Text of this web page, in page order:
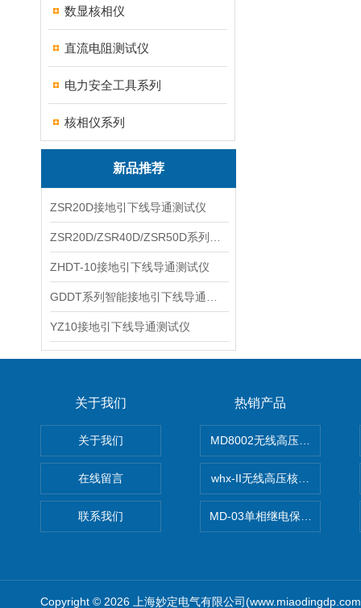
数显核相仪
直流电阻测试仪
电力安全工具系列
核相仪系列
新品推荐
ZSR20D接地引下线导通测试仪
ZHDT-10接地引下线导通测试仪
YZ10接地引下线导通测试仪
关于我们
关于我们
在线留言
联系我们
热销产品
MD8002无线高压核相仪
whx-II无线高压核相仪
MD-03单相继电保护测试仪价
Copyright © 2026 上海妙定电气有限公司